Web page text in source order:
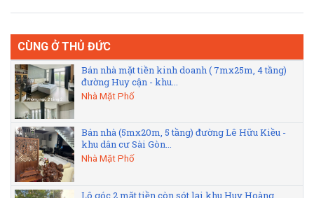
CÙNG Ở THỦ ĐỨC
Bán nhà mặt tiền kinh doanh ( 7mx25m, 4 tầng)
đường Huy cận - khu...
Nhà Mặt Phố
Bán nhà (5mx20m, 5 tầng) đường Lê Hữu Kiều -
khu dân cư Sài Gòn...
Nhà Mặt Phố
Lô góc 2 mặt tiền còn sót lại khu Huy Hoàng